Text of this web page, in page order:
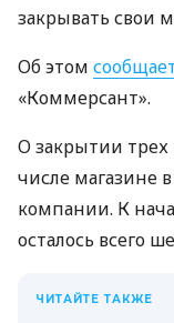
закрывать свои
Об этом
«Коммерсант».
О закрытии трех
числе магазине
компании. К
осталось всего
ЧИТАЙТЕ ТАКЖЕ